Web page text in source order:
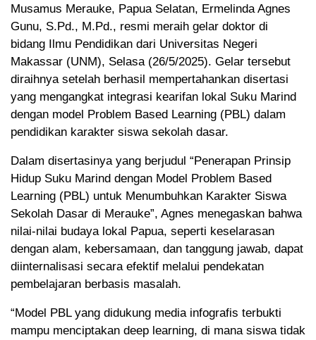
Musamus Merauke, Papua Selatan, Ermelinda Agnes
Gunu, S.Pd., M.Pd., resmi meraih gelar doktor di
bidang Ilmu Pendidikan dari Universitas Negeri
Makassar (UNM), Selasa (26/5/2025). Gelar tersebut
diraihnya setelah berhasil mempertahankan disertasi
yang mengangkat integrasi kearifan lokal Suku Marind
dengan model Problem Based Learning (PBL) dalam
pendidikan karakter siswa sekolah dasar.
Dalam disertasinya yang berjudul “Penerapan Prinsip
Hidup Suku Marind dengan Model Problem Based
Learning (PBL) untuk Menumbuhkan Karakter Siswa
Sekolah Dasar di Merauke”, Agnes menegaskan bahwa
nilai-nilai budaya lokal Papua, seperti keselarasan
dengan alam, kebersamaan, dan tanggung jawab, dapat
diinternalisasi secara efektif melalui pendekatan
pembelajaran berbasis masalah.
“Model PBL yang didukung media infografis terbukti
mampu menciptakan deep learning, di mana siswa tidak